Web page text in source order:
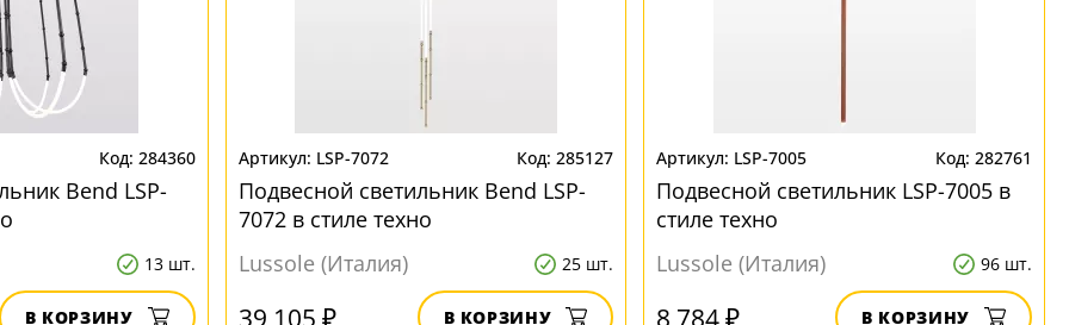
284360
Bend LSP-
13 шт.
В КОРЗИНУ
LSP-7072 285127
Подвесной светильник Bend LSP-
7072 в стиле техно
Lussole (Италия)
25 шт.
39 105 ₽ В КОРЗИНУ
LSP-7005 282761
Подвесной светильник LSP-7005 в
стиле техно
Lussole (Италия)
96 шт.
8 784 ₽ В КОРЗИНУ